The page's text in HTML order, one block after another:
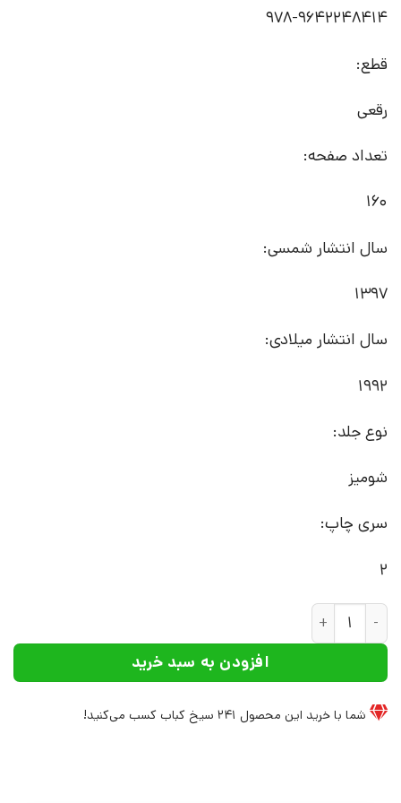
978-9642248414
قطع:
رقعی
تعداد صفحه:
160
سال انتشار شمسی:
1397
سال انتشار میلادی:
1992
نوع جلد:
شومیز
سری چاپ:
2
کتاب مکتب فارابی | انتشارات علم عدد
افزودن به سبد خرید
شما با خرید این محصول 241 سیخ کباب کسب می‌کنید!